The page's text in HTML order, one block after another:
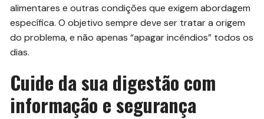
alimentares e outras condições que exigem abordagem
específica. O objetivo sempre deve ser tratar a origem
do problema, e não apenas “apagar incêndios” todos os
dias.
Cuide da sua digestão com
informação e segurança